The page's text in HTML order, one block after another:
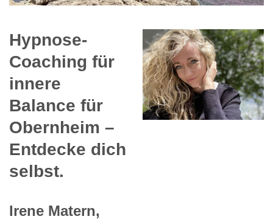
Hypnose-
Coaching für
innere
Balance für
Obernheim –
Entdecke dich
selbst.
Irene Matern,